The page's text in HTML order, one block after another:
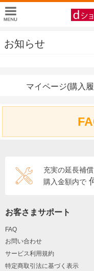
お知らせ
マイページ(購入
充実の延長補償
購入金額内で
お客さまサポート
FAQ
お問い合わせ
サービス利用規約
特定商取引法に基づく表示